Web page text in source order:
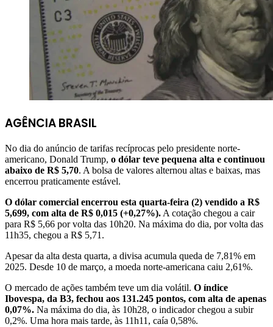
AGÊNCIA BRASIL
No dia do anúncio de tarifas recíprocas pelo presidente norte-
americano, Donald Trump, o dólar teve pequena alta e continuou
abaixo de R$ 5,70. A bolsa de valores alternou altas e baixas, mas
encerrou praticamente estável.
O dólar comercial encerrou esta quarta-feira (2) vendido a R$
5,699, com alta de R$ 0,015 (+0,27%). A cotação chegou a cair
para R$ 5,66 por volta das 10h20. Na máxima do dia, por volta das
11h35, chegou a R$ 5,71.
Apesar da alta desta quarta, a divisa acumula queda de 7,81% em
2025. Desde 10 de março, a moeda norte-americana caiu 2,61%.
O mercado de ações também teve um dia volátil. O índice
Ibovespa, da B3, fechou aos 131.245 pontos, com alta de apenas
0,07%. Na máxima do dia, às 10h28, o indicador chegou a subir
0,2%. Uma hora mais tarde, às 11h11, caía 0,58%.